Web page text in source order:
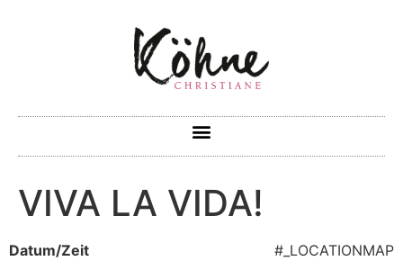
VIVA LA VIDA!
#_LOCATIONMAP
Datum/Zeit